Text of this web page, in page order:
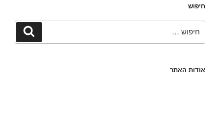
חיפוש
חיפוש
אודות האתר